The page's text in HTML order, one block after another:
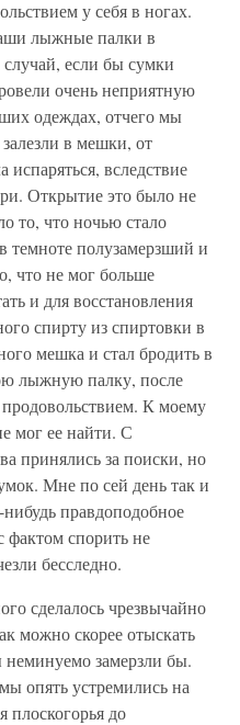
у себя в ногах.
лыжные палки в
случай, если бы сумки
очень неприятную
одеждах, отчего мы
в мешки, от
испаряться, вследствие
Открытие это было не
то, что ночью стало
темноте полузамерзший и
что не мог больше
и для восстановления
спирту из спиртовки в
мешка и стал бродить в
лыжную палку, после
К моему
мог ее найти. С
принялись за поиски, но
Мне по сей день так и
нибудь правдоподобное
фактом спорить не
бесследно.
сделалось чрезвычайно
можно скорее отыскать
замерзли бы.
опять устремились на
плоскогорья до